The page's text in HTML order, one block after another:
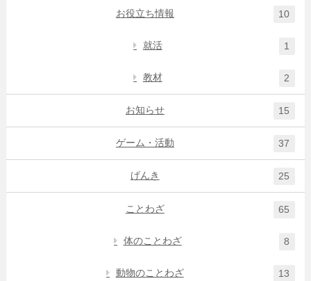
お役立ち情報 10
就活 1
教材 2
お知らせ 15
ゲーム・活動 37
げんき 25
ことわざ 65
体のことわざ 8
動物のことわざ 13